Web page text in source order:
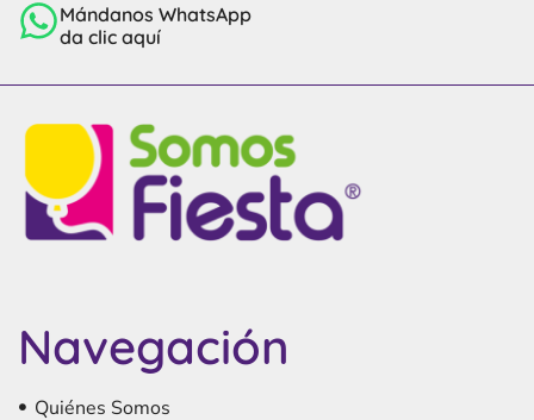
Mándanos WhatsApp
da clic aquí
Navegación
Quiénes Somos